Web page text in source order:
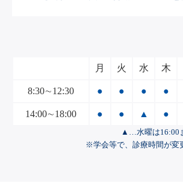
月 火 水 木
8:30∼12:30 ● ● ● ●
14:00∼18:00 ● ● ▲ ●
▲…水曜は16:00
※学会等で、診療時間が変